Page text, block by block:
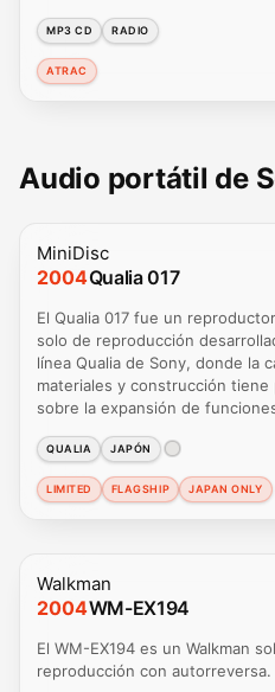
MP3 CD RADIO
ATRAC
Audio portátil de
MiniDisc
2004Qualia 017
El Qualia 017 fue un
solo de reproducción
línea Qualia de Sony, donde la
materiales y construcción tiene
sobre la expansión de
QUALIA JAPÓN
LIMITED FLAGSHIP JAPAN ONLY
Walkman
2004WM-EX194
El WM-EX194 es un Walkman
reproducción con autorreversa.